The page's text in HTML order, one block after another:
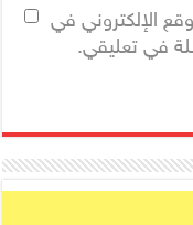
الإلكتروني في
في تعليقي.